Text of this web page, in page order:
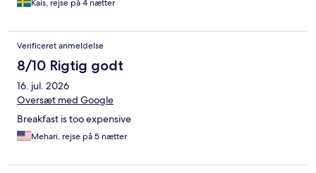
Kais, rejse på 4 nætter
Verificeret anmeldelse
8/10 Rigtig godt
16. jul. 2026
Oversæt med Google
Breakfast is too expensive
Mehari, rejse på 5 nætter